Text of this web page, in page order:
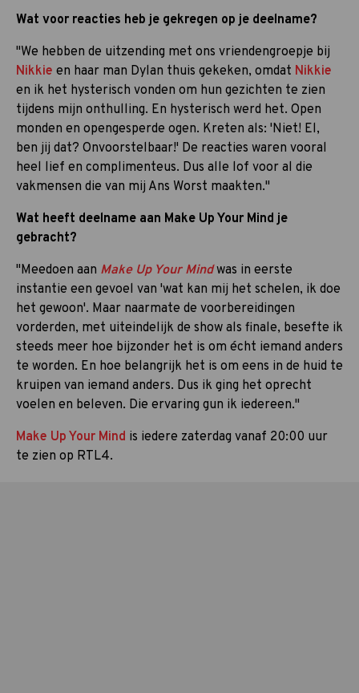
Wat voor reacties heb je gekregen op je deelname?
"We hebben de uitzending met ons vriendengroepje bij
Nikkie en haar man Dylan thuis gekeken, omdat Nikkie
en ik het hysterisch vonden om hun gezichten te zien
tijdens mijn onthulling. En hysterisch werd het. Open
monden en opengesperde ogen. Kreten als: 'Niet! El,
ben jij dat? Onvoorstelbaar!' De reacties waren vooral
heel lief en complimenteus. Dus alle lof voor al die
vakmensen die van mij Ans Worst maakten."
Wat heeft deelname aan Make Up Your Mind je
gebracht?
"Meedoen aan Make Up Your Mindwas in eerste
instantie een gevoel van 'wat kan mij het schelen, ik doe
het gewoon'. Maar naarmate de voorbereidingen
vorderden, met uiteindelijk de show als finale, besefte ik
steeds meer hoe bijzonder het is om écht iemand anders
te worden. En hoe belangrijk het is om eens in de huid te
kruipen van iemand anders. Dus ik ging het oprecht
voelen en beleven. Die ervaring gun ik iedereen."
Make Up Your Mind is iedere zaterdag vanaf 20:00 uur
te zien op RTL4.